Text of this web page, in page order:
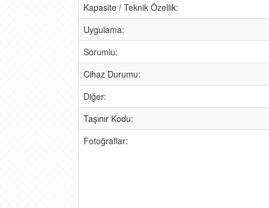
Kapasite / Teknik Özellik:
Uygulama:
Sorumlu:
Cihaz Durumu:
Diğer:
Taşınır Kodu:
Fotoğraflar: